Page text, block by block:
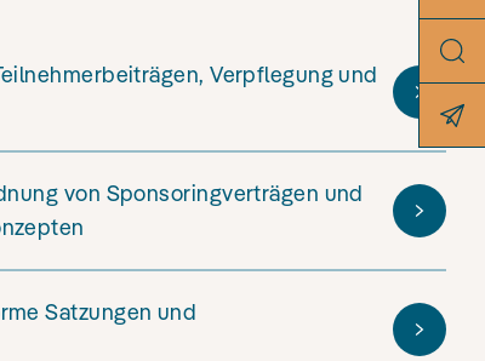
Verpflegung und
von Sponsoringverträgen und
Satzungen und